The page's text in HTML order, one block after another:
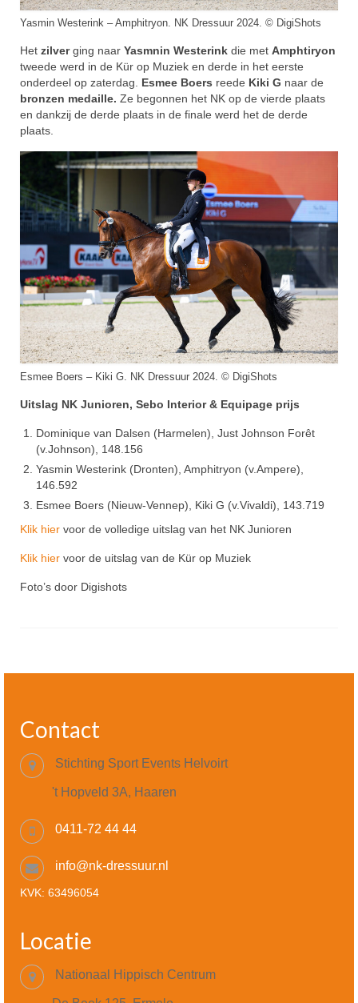
Yasmin Westerink – Amphitryon. NK Dressuur 2024. © DigiShots
Het zilverging naar Yasmnin Westerink die met Amphtiryon
tweede werd in de Kür op Muziek en derde in het eerste
onderdeel op zaterdag. Esmee Boers reede Kiki G naar de
bronzen medaille. Ze begonnen het NK op de vierde plaats
en dankzij de derde plaats in de finale werd het de derde
plaats.
Esmee Boers – Kiki G. NK Dressuur 2024. © DigiShots
Uitslag NK Junioren, Sebo Interior & Equipage prijs
Dominique van Dalsen (Harmelen), Just Johnson Forêt
(v.Johnson), 148.156
Yasmin Westerink (Dronten), Amphitryon (v.Ampere),
146.592
Esmee Boers (Nieuw-Vennep), Kiki G (v.Vivaldi), 143.719
Klik hier voor de volledige uitslag van het NK Junioren
Klik hier voor de uitslag van de Kür op Muziek
Foto’s door Digishots
Contact
Stichting Sport Events Helvoirt
't Hopveld 3A, Haaren
0411-72 44 44
info@nk-dressuur.nl
KVK: 63496054
Locatie
Nationaal Hippisch Centrum